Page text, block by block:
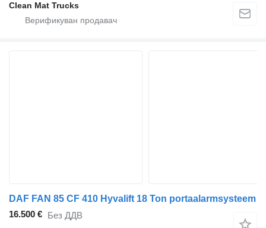
Clean Mat Trucks
DAF FAN 85 CF 410 Hyvalift 18 Ton portaalarmsysteem
16.500 € Без ДДВ